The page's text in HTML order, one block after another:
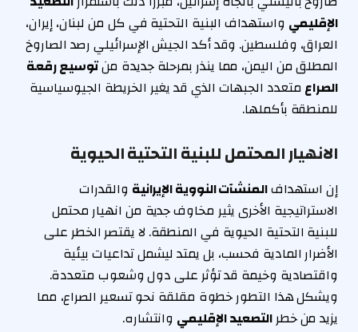
الإقليمي واستهداف البنية التحتية في كل من لبنان، إيران،
العراق، وفلسطين. وقد أكد الجيش الإسرائيلي رصد الصاروخ
المطلق من اليمن، مما ينذر بمرحلة جديدة منتوسيع رقعة
الصراع متعدد الجبهات الذي قد يغير الخريطة الجيوسياسية
للمنطقة بأكملها.
الانهيار المحتمل للبنية التحتية الحيوية
إن استهدافالمنشآت النووية الإيرانية والقدرات
الاستراتيجية الأخرى يثير مخاوف جدية من انهيار محتمل
للبنية التحتية الحيوية في المنطقة. لا يقتصر الخطر على
الأضرار المادية فحسب، بل يمتد ليشمل تداعيات بيئية
واقتصادية وخيمة قد تؤثر على دول وشعوب متعددة.
ويشكل هذا التطور خطوة مقلقة نحو تسعير الصراع، مما
يزيد من خطرالتصعيد الإقليمي وانتشاره.